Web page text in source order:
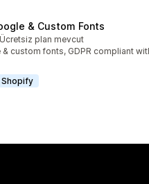
& Custom Fonts
Ücretsiz plan mevcut
custom fonts, GDPR compliant